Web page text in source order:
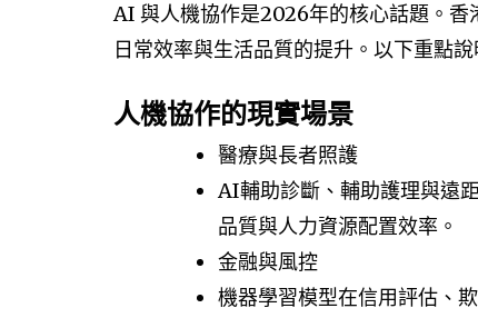
AI 與人機協作是2026年的核心話題。香
日常效率與生活品質的提升。以下重點
人機協作的現實場景
醫療與長者照護
AI輔助診斷、輔助護理與遠
品質與人力資源配置效率。
金融與風控
機器學習模型在信用評估、